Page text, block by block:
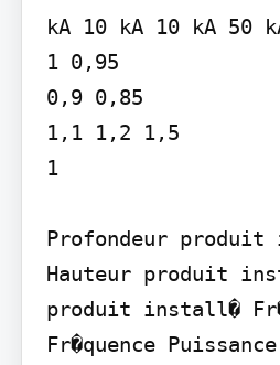
kA 10 kA 10 kA 50
1 0,95
0,9 0,85
1,1 1,2 1,5
1
Profondeur
Hauteur produit
produit install�
Fr�quence